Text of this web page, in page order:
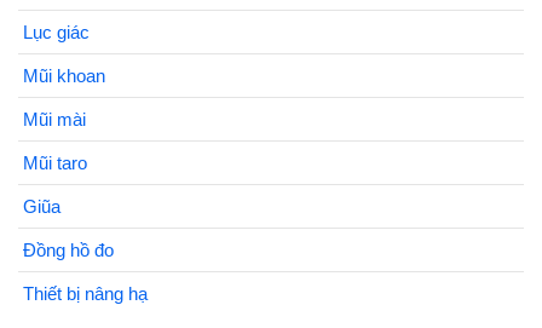
Lục giác
Mũi khoan
Mũi mài
Mũi taro
Giũa
Đồng hồ đo
Thiết bị nâng hạ